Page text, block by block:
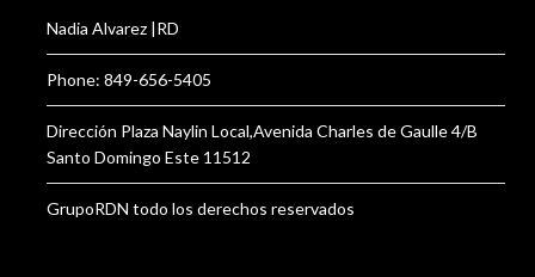
Nadia Alvarez |RD
Phone: 849-656-5405
Dirección Plaza Naylin Local,Avenida Charles de Gaulle 4/B
Santo Domingo Este 11512
GrupoRDN todo los derechos reservados